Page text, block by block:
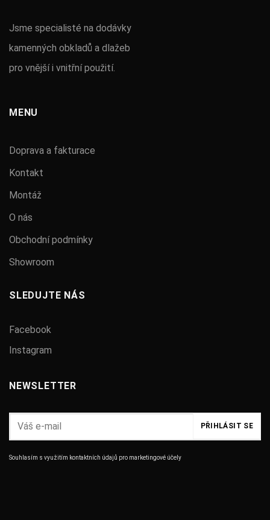
Jsme specialisté na dodávky
kamenných obkladů a dlažeb
pro vnější i vnitřní použití.
MENU
Doprava a fakturace
Kontakt
Montáž
O nás
Obchodní podmínky
Showroom
SLEDUJTE NÁS
Facebook
Instagram
NEWSLETTER
Souhlasím s využitím kontaktních údajů pro marketingové účely